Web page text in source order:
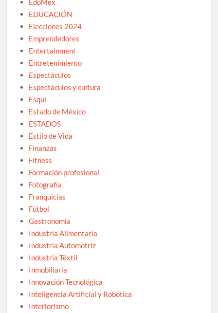
EdoMex
EDUCACIÓN
Elecciones 2024
Emprendedores
Entertainment
Entretenimiento
Espectáculos
Espectáculos y cultura
Esquí
Estado de México
ESTADOS
Estilo de Vida
Finanzas
Fitness
Formación profesional
Fotografía
Franquicias
Fútbol
Gastronomía
Industria Alimentaria
Industria Automotriz
Industria Téxtil
Inmobiliaria
Innovación Tecnológica
Inteligencia Artificial y Robótica
Interiorismo